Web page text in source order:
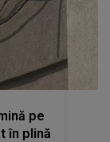
pe
în plină